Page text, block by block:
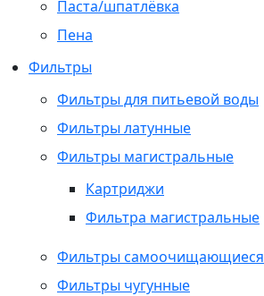
Паста/шпатлёвка
Пена
Фильтры
Фильтры для питьевой воды
Фильтры латунные
Фильтры магистральные
Картриджи
Фильтра магистральные
Фильтры самоочищающиеся
Фильтры чугунные